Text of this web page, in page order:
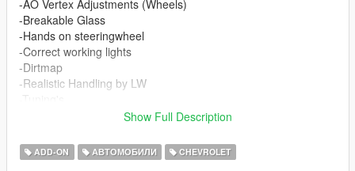
-AO Vertex Adjustments (Wheels)
-Breakable Glass
-Hands on steeringwheel
-Correct working lights
-Dirtmap
-Realistic Handling by LW
-Paint 1: Body
-Paint 2: Interior Stitch's
Show Full Description
ADD-ON АВТОМОБИЛИ CHEVROLET